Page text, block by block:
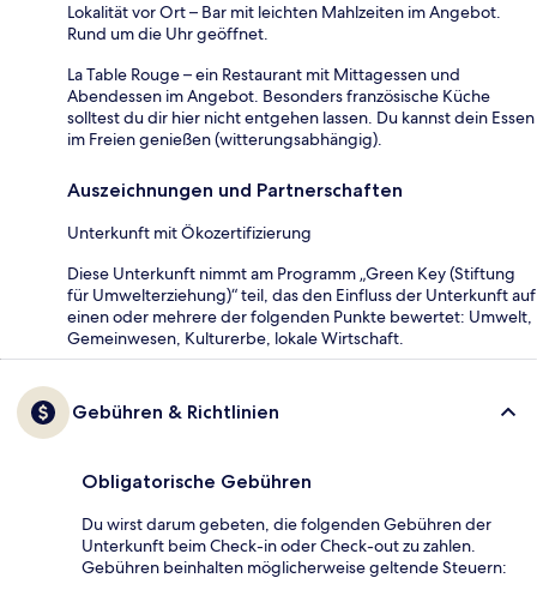
Lokalität vor Ort – Bar mit leichten Mahlzeiten im Angebot.
Rund um die Uhr geöffnet.
La Table Rouge – ein Restaurant mit Mittagessen und
Abendessen im Angebot. Besonders französische Küche
solltest du dir hier nicht entgehen lassen. Du kannst dein Essen
im Freien genießen (witterungsabhängig).
Auszeichnungen und Partnerschaften
Unterkunft mit Ökozertifizierung
Diese Unterkunft nimmt am Programm „Green Key (Stiftung
für Umwelterziehung)“ teil, das den Einfluss der Unterkunft auf
einen oder mehrere der folgenden Punkte bewertet: Umwelt,
Gemeinwesen, Kulturerbe, lokale Wirtschaft.
Gebühren & Richtlinien
Obligatorische Gebühren
Du wirst darum gebeten, die folgenden Gebühren der
Unterkunft beim Check-in oder Check-out zu zahlen.
Gebühren beinhalten möglicherweise geltende Steuern: